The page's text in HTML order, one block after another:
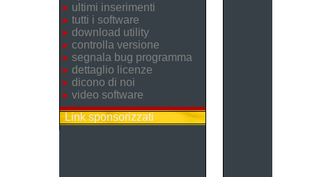
ultimi inserimenti
tutti i software
download utility
controlla versione
segnala bug programma
dettaglio licenze
dicono di noi
video software
Link sponsorizzati